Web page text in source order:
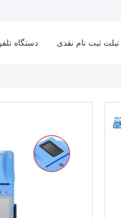
تبلت ثبت نام نقدی دستگاه